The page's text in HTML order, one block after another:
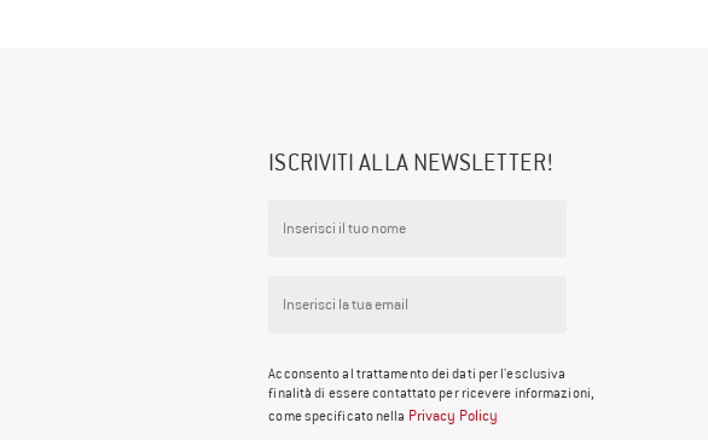
ISCRIVITI ALLA NEWSLETTER!
Acconsento al trattamento dei dati per l'esclusiva
finalità di essere contattato per ricevere informazioni,
come specificato nella Privacy Policy